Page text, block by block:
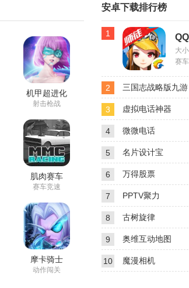
机甲超进化
射击枪战
肌肉赛车
赛车竞速
摩卡骑士
动作闯关
安卓下载排行榜
1
大
赛
2 三国志战略版九游
3 虚拟电话神器
4 微微电话
5 名片设计宝
6 万得股票
7 PPTV聚力
8 古树旋律
9 奥维互动地图
10 魔漫相机